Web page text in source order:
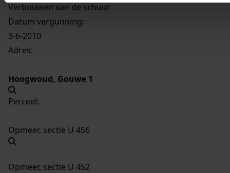
Verbouwen van de schuur
Datum vergunning:
3-6-2010
Adres:
Hoogwoud, Gouwe 1
Perceel:
Opmeer, sectie U 456
Opmeer, sectie U 452